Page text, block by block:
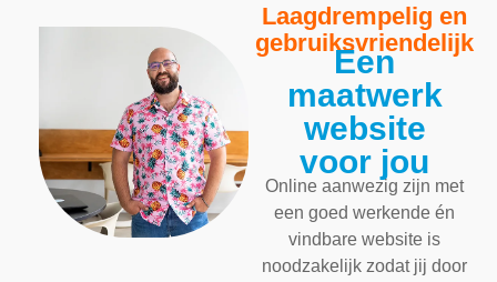
Laagdrempelig en
gebruiksvriendelijk
Een
maatwerk
website
voor jou
Online aanwezig zijn met
een goed werkende én
vindbare website is
noodzakelijk zodat jij door